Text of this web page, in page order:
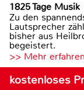
1825 Tage Musik
Zu den
Lautsprecher
bisher aus
begeistert.
>> Mehr erfahren
kostenloses